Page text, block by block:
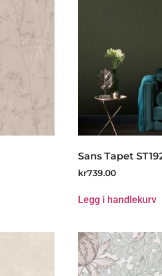
Sans Tapet
kr739.00
Legg i handlekurv